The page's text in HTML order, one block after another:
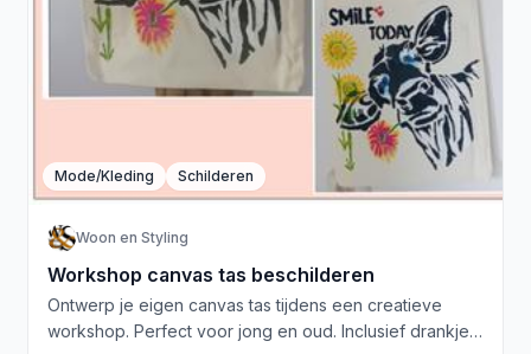
Mode/Kleding Schilderen
Woon en Styling
Workshop canvas tas beschilderen
Ontwerp je eigen canvas tas tijdens een creatieve
workshop. Perfect voor jong en oud. Inclusief drankjes